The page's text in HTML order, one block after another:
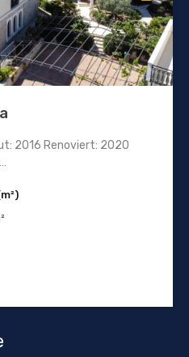
2016 Renoviert: 2020